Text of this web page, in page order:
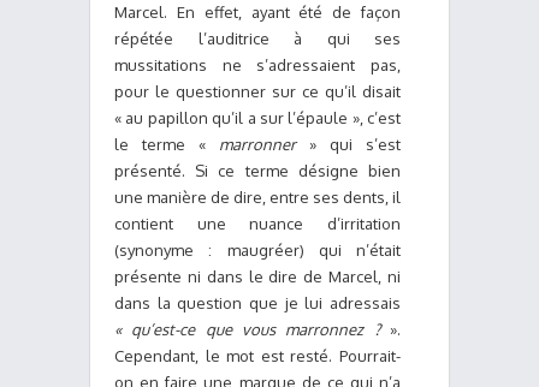
Marcel. En effet, ayant été de façon
répétée l’auditrice à qui ses
mussitations ne s’adressaient pas,
pour le questionner sur ce qu’il disait
« au papillon qu’il a sur l’épaule », c’est
le terme « marronner» qui s’est
présenté. Si ce terme désigne bien
une manière de dire, entre ses dents, il
contient une nuance d’irritation
(synonyme : maugréer) qui n’était
présente ni dans le dire de Marcel, ni
dans la question que je lui adressais
« qu’est-ce que vous marronnez ?».
Cependant, le mot est resté. Pourrait-
on en faire une marque de ce qui n’a